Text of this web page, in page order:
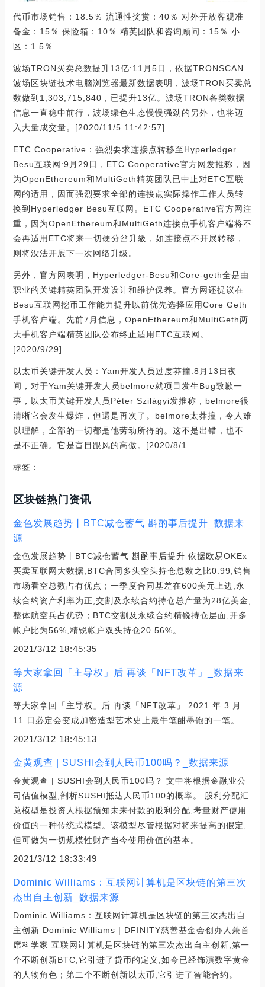
代币市场销售：18.5％ 流通性奖赏：40％ 对外开放客观准
备金：15％ 保险箱：10％ 精英团队和咨询顾问：15％ 小
区：1.5％
波场TRON买卖总数提升13亿:11月5日，依据TRONSCAN
波场区块链技术电脑浏览器最新数据表明，波场TRON买卖总
数做到1,303,715,840，已提升13亿。波场TRON各类数据
信息一直稳中前行，波场绿色生态慢慢强劲的另外，也将迈
入大量成交量。[2020/11/5 11:42:57]
ETC Cooperative：强烈要求连接点转移至Hyperledger
Besu互联网:9月29日，ETC Cooperative官方网发推称，因
为OpenEthereum和MultiGeth精英团队已中止对ETC互联
网的适用，因而强烈要求全部的连接点实际操作工作人员转
换到Hyperledger Besu互联网。ETC Cooperative官方网注
重，因为OpenEthereum和MultiGeth连接点手机客户端将不
会再适用ETC将来一切硬分岔升級，如连接点不开展转移，
则将没法开展下一次网络升级。
另外，官方网表明，Hyperledger-Besu和Core-geth全是由
职业的关键精英团队开发设计和维护保养。官方网还提议在
Besu互联网挖币工作能力提升以前优先选择应用Core Geth
手机客户端。先前7月信息，OpenEthereum和MultiGeth两
大手机客户端精英团队公布终止适用ETC互联网。
[2020/9/29]
以太币关键开发人员：Yam开发人员过度莽撞:8月13日夜
间，对于Yam关键开发人员belmore就项目发生Bug致歉一
事，以太币关键开发人员Péter Szilágyi发推称，belmore很
清晰它会发生爆炸，但還是再次了。belmore太莽撞，令人难
以理解，全部的一切都是他劳动所得的。这不是出错，也不
是不正确。它是盲目跟风的高傲。[2020/8/1
标签：
区块链热门资讯
金色发展趋势丨BTC减仓蓄气 斟酌事后提升_数据来
源
金色发展趋势丨BTC减仓蓄气 斟酌事后提升 依据欧易OKEx
买卖互联网大数据,BTC合同多头空头持仓总数之比0.99,销售
市场看空总数占有优点；一季度合同基差在600美元上边,永
续合约资产利率为正,交割及永续合约持仓总产量为28亿美金,
整体航空兵占优势；BTC交割及永续合约精锐持仓层面,开多
帐户比为56%,精锐帐户双头持仓20.56%。
2021/3/12 18:45:35
等大家拿回「主导权」后 再谈「NFT改革」_数据来
源
等大家拿回「主导权」后 再谈「NFT改革」 2021 年 3 月
11 日必定会变成加密造型艺术史上最牛笔酣墨饱的一笔。
2021/3/12 18:45:13
金黄观查 | SUSHI会到人民币100吗？_数据来源
金黄观查 | SUSHI会到人民币100吗？ 文中将根据金融业公
司估值模型,剖析SUSHI抵达人民币100的概率。 股利分配汇
兑模型是投资人根据预知未来付款的股利分配,考量财产使用
价值的一种传统式模型。该模型尽管根据对将来提高的假定,
但可做为一切规模性财产当今使用价值的基本。
2021/3/12 18:33:49
Dominic Williams：互联网计算机是区块链的第三次
杰出自主创新_数据来源
Dominic Williams：互联网计算机是区块链的第三次杰出自
主创新 Dominic Williams | DFINITY慈善基金会创办人兼首
席科学家 互联网计算机是区块链的第三次杰出自主创新,第一
个不断创新BTC,它引进了贷币的定义,如今已经饰演数字黄金
的人物角色；第二个不断创新以太币,它引进了智能合约。